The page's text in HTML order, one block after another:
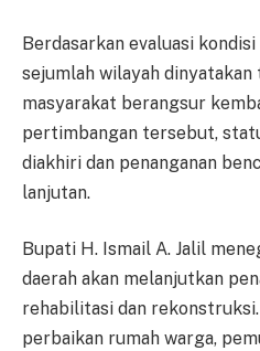
Berdasarkan evaluasi
sejumlah wilayah
masyarakat berangsur
pertimbangan tersebut,
diakhiri dan penanganan
lanjutan.
Bupati H. Ismail A. Jalil
daerah akan melanjutkan
rehabilitasi dan
perbaikan rumah warga,